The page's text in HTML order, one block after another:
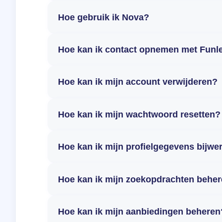
Hoe gebruik ik Nova?
Hoe kan ik contact opnemen met
Hoe kan ik mijn account verwijderen?
Hoe kan ik mijn wachtwoord resetten?
Hoe kan ik mijn profielgegevens
Hoe kan ik mijn zoekopdrachten
Hoe kan ik mijn aanbiedingen